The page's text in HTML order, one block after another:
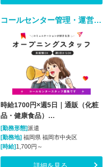
コールセンター管理・運営（SV・リーダー）(化粧品・サプリメント・健康食品問い合わせセンターのSV・LD)
時給1700円×週5日｜通販（化粧
品・健康食品）…
[勤務形態]派遣
[勤務地] 福岡県 福岡市中央区
[時給] 1,700円～